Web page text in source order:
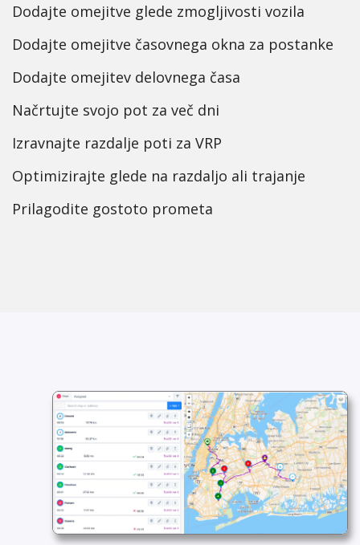
Dodajte omejitve glede zmogljivosti vozila
Dodajte omejitve časovnega okna za postanke
Dodajte omejitev delovnega časa
Načrtujte svojo pot za več dni
Izravnajte razdalje poti za VRP
Optimizirajte glede na razdaljo ali trajanje
Prilagodite gostoto prometa